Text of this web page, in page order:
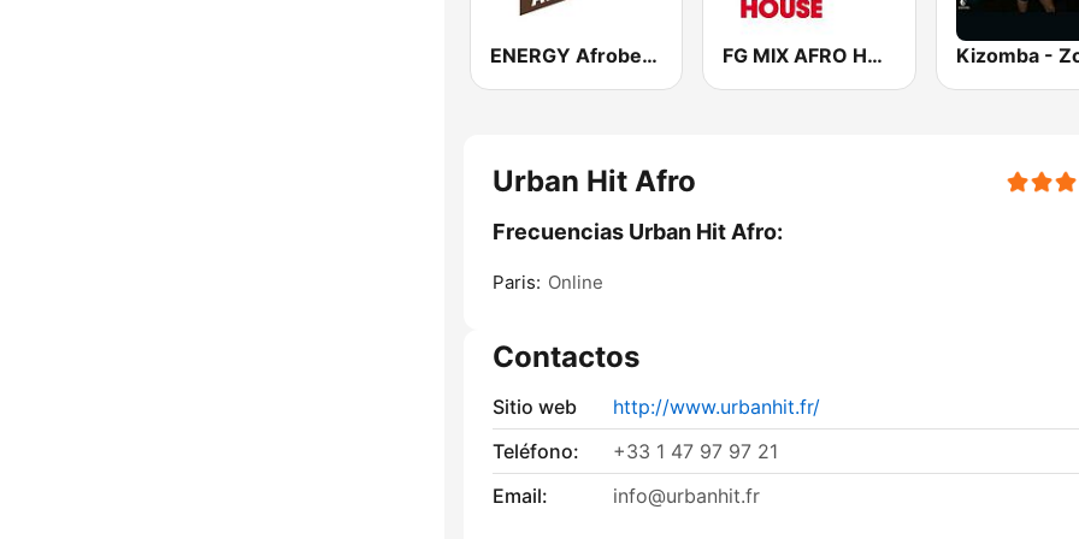
ENERGY Afrobeats FG MIX AFRO HOUSE Kizomba -
Urban Hit Afro
Frecuencias Urban Hit Afro:
Paris: Online
Contactos
Sitio web
http://www.urbanhit.fr/
Teléfono:
+33 1 47 97 97 21
Email:
info@urbanhit.fr